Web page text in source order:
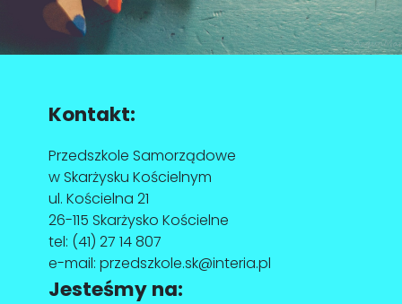
Kontakt:
Przedszkole Samorządowe
w Skarżysku Kościelnym
ul. Kościelna 21
26-115 Skarżysko Kościelne
tel: (41) 27 14 807
e-mail: przedszkole.sk@interia.pl
Jesteśmy na: